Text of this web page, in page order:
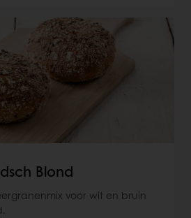
Blond
voor wit en bruin